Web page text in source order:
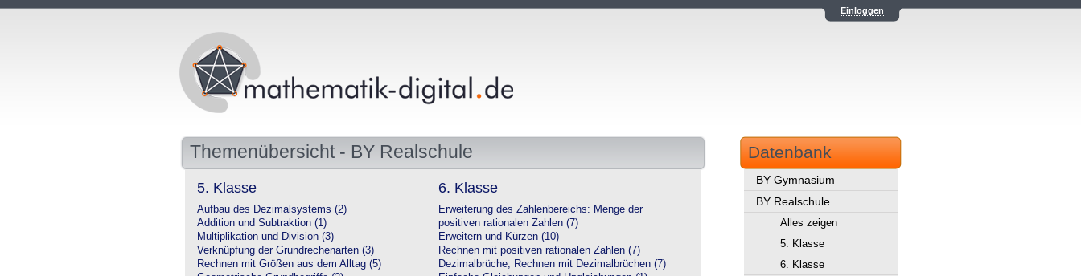
Einloggen
Themenübersicht - BY Realschule
5. Klasse
Aufbau des Dezimalsystems (2)
Addition und Subtraktion (1)
Multiplikation und Division (3)
Verknüpfung der Grundrechenarten (3)
Rechnen mit Größen aus dem Alltag (5)
6. Klasse
Erweiterung des Zahlenbereichs: Menge der
positiven rationalen Zahlen (7)
Erweitern und Kürzen (10)
Rechnen mit positiven rationalen Zahlen (7)
Dezimalbrüche; Rechnen mit Dezimalbrüchen (7)
Datenbank
BY Gymnasium
BY Realschule
Alles zeigen
5. Klasse
6. Klasse